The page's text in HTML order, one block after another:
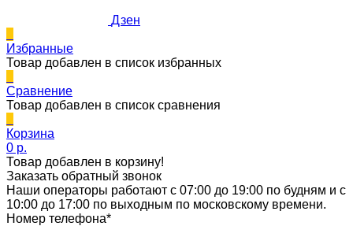
Дзен
Избранные
Товар добавлен в список избранных
Сравнение
Товар добавлен в список сравнения
Корзина
0 p.
Товар добавлен в корзину!
Заказать обратный звонок
Наши операторы работают с 07:00 до 19:00 по будням и с
10:00 до 17:00 по выходным по московскому времени.
Номер телефона*